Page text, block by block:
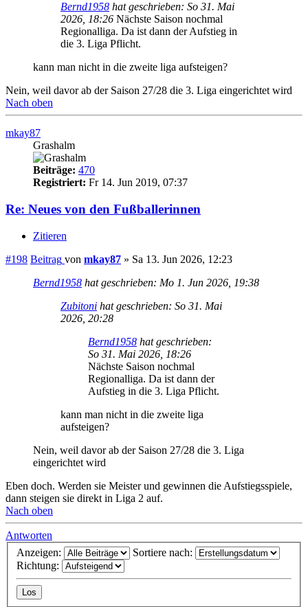
Bernd1958 hat geschrieben: So 31. Mai
2026, 18:26 Nächste Saison nochmal
Regionalliga. Da ist dann der Aufstieg in
die 3. Liga Pflicht.
kann man nicht in die zweite liga aufsteigen?
Nein, weil davor ab der Saison 27/28 die 3. Liga eingerichtet wird
Nach oben
mkay87
Grashalm
Beiträge: 470
Registriert: Fr 14. Jun 2019, 07:37
Re: Neues von den Fußballerinnen
Zitieren
#198 Beitrag von mkay87 » Sa 13. Jun 2026, 12:23
Bernd1958 hat geschrieben: Mo 1. Jun 2026, 19:38
Zubitoni hat geschrieben: So 31. Mai
2026, 20:28
Bernd1958 hat geschrieben:
So 31. Mai 2026, 18:26
Nächste Saison nochmal
Regionalliga. Da ist dann der
Aufstieg in die 3. Liga Pflicht.
kann man nicht in die zweite liga
aufsteigen?
Nein, weil davor ab der Saison 27/28 die 3. Liga
eingerichtet wird
Eben doch. Werden sie Meister und gewinnen die Aufstiegsspiele,
dann steigen sie direkt in Liga 2 auf.
Nach oben
Antworten
Anzeigen:
Sortiere nach:
Richtung: